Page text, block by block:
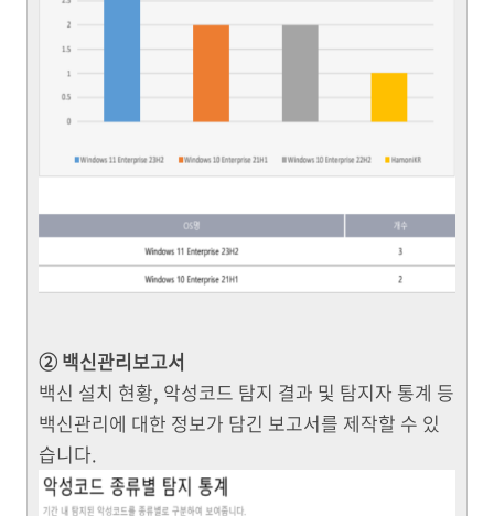
② 백신관리보고서
백신 설치 현황, 악성코드 탐지 결과 및 탐지자 통계 등
백신관리에 대한 정보가 담긴 보고서를 제작할 수 있
습니다.